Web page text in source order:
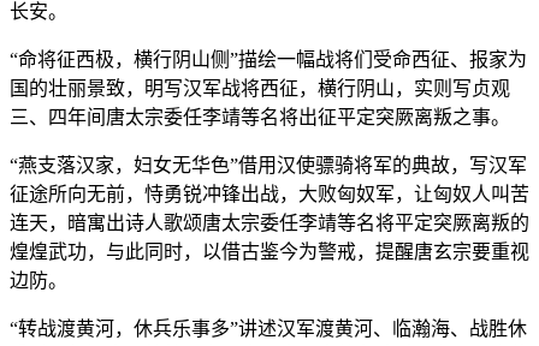
长安。
“命将征西极，横行阴山侧”描绘一幅战将们受命西征、报家为
国的壮丽景致，明写汉军战将西征，横行阴山，实则写贞观
三、四年间唐太宗委任李靖等名将出征平定突厥离叛之事。
“燕支落汉家，妇女无华色”借用汉使骠骑将军的典故，写汉军
征途所向无前，恃勇锐冲锋出战，大败匈奴军，让匈奴人叫苦
连天，暗寓出诗人歌颂唐太宗委任李靖等名将平定突厥离叛的
煌煌武功，与此同时，以借古鉴今为警戒，提醒唐玄宗要重视
边防。
“转战渡黄河，休兵乐事多”讲述汉军渡黄河、临瀚海、战胜休